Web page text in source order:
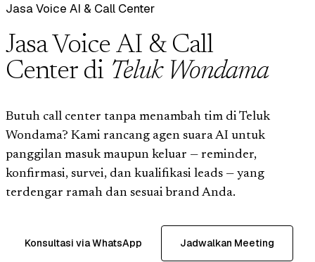
Jasa Voice AI & Call Center
Jasa Voice AI & Call
Center di Teluk Wondama
Butuh call center tanpa menambah tim di Teluk
Wondama? Kami rancang agen suara AI untuk
panggilan masuk maupun keluar — reminder,
konfirmasi, survei, dan kualifikasi leads — yang
terdengar ramah dan sesuai brand Anda.
Konsultasi via WhatsApp Jadwalkan Meeting